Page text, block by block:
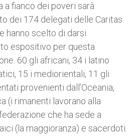
a fianco dei poveri sarà
dei 174 delegati delle Caritas
hanno scelto di darsi
espositivo per questa
60 gli africani, 34 i latino
15 i mediorientali, 11 gli
provenienti dall’Oceania,
(i rimanenti lavorano alla
che ha sede a
(la maggioranza) e sacerdoti.